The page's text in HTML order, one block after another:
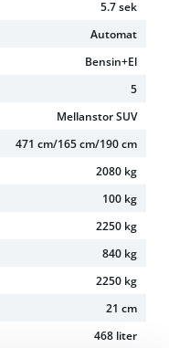
5.7 sek
Automat
Bensin+El
5
Mellanstor SUV
471 cm/165 cm/190 cm
2080 kg
100 kg
2250 kg
840 kg
2250 kg
21 cm
468 liter